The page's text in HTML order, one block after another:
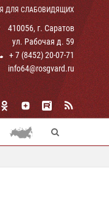
ДЛЯ СЛАБОВИДЯЩИХ
410056, г. Саратов
ул. Рабочая д. 59
+ 7 (8452) 20-07-71
info64@rosgvard.ru